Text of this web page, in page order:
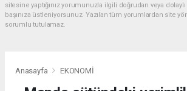
sitesine yaptığınız yorumunuzla ilgili doğrudan veya
başınıza üstleniyorsunuz. Yazılan tüm yorumlardan site
sorumlu tutulamaz.
Anasayfa EKONOMİ